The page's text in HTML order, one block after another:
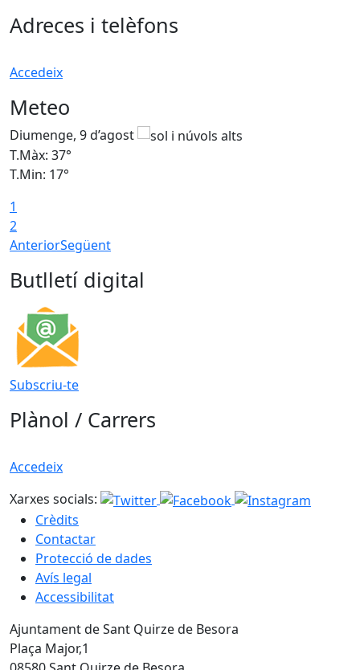
Adreces i telèfons
Accedeix
Meteo
Diumenge, 9 d’agost
T.Màx: 37°
T.Min: 17°
1
2
AnteriorSegüent
Butlletí digital
Subscriu-te
Plànol / Carrers
Accedeix
Xarxes socials:
Crèdits
Contactar
Protecció de dades
Avís legal
Accessibilitat
Ajuntament de Sant Quirze de Besora
Plaça Major,1